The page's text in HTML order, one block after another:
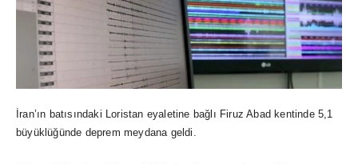
İran’ın batısındaki Loristan eyaletine bağlı Firuz Abad kentinde 5,1
büyüklüğünde deprem meydana geldi.